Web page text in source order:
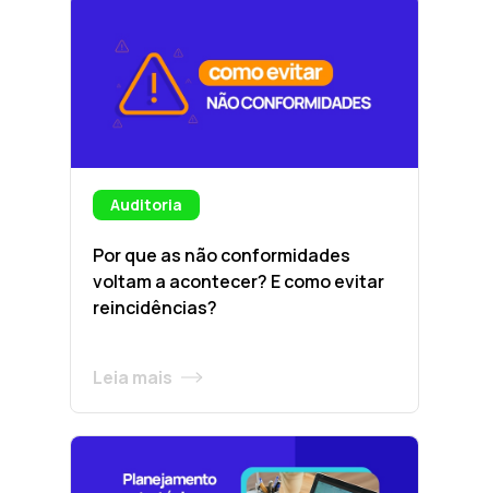
Auditoria
Por que as não conformidades
voltam a acontecer? E como evitar
reincidências?
Leia mais